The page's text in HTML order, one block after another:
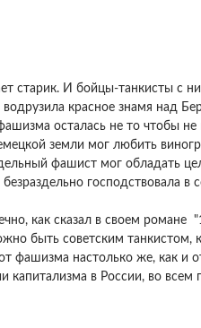
старик. И бойцы-танкисты с
красное знамя над
осталась не то чтобы
земли мог любить
фашист мог обладать
господствовала в
как сказал в своем романе
быть советским танкистом,
фашизма настолько же, как и
капитализма в России, во всем